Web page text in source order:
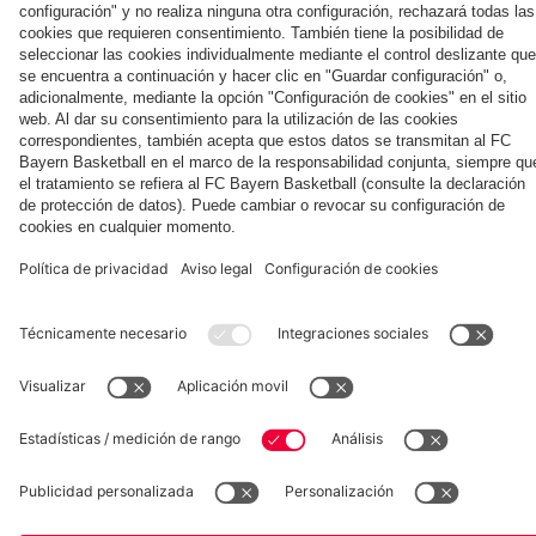
el Aston Villa
Football
Summit
ante el
Aston
Villa
en
Kong
contra el
Jeju
Football
Summit
contra
el Jeju
SK
Colaborador
Museum Allianz Arena Prensa Baloncesto
FC Bayern München AG
Sistema de denuncia Contacto Ajustes de cookies